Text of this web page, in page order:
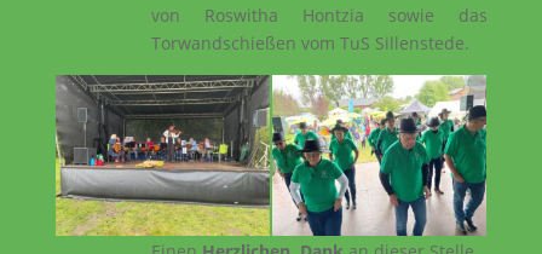
von Roswitha Hontzia sowie das
Torwandschießen vom TuS Sillenstede.